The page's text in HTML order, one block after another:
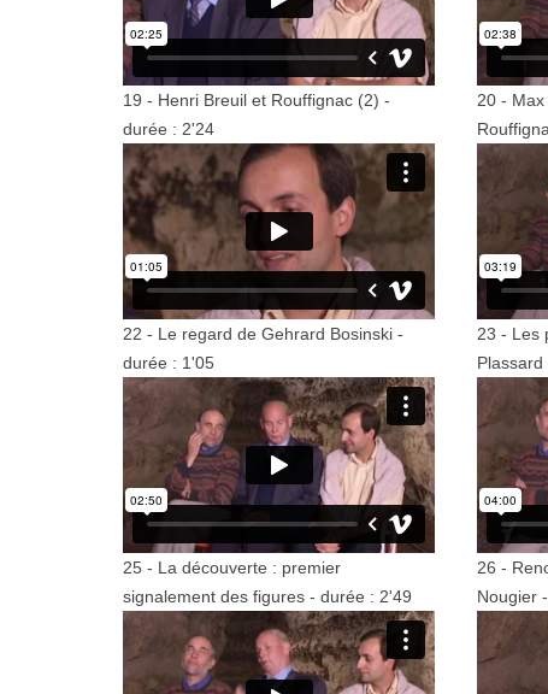
19 - Henri Breuil et Rouffignac (2) -
durée : 2'24
20 -
22 - Le regard de Gehrard Bosinski -
durée : 1'05
23 - Les
25 - La découverte : premier
signalement des figures - durée : 2'49
26 -
Nougier